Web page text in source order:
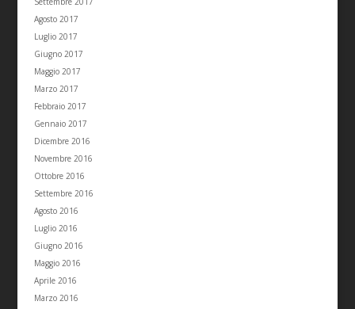
Agosto 2017
Luglio 2017
Giugno 2017
Maggio 2017
Marzo 2017
Febbraio 2017
Gennaio 2017
Dicembre 2016
Novembre 2016
Ottobre 2016
Settembre 2016
Agosto 2016
Luglio 2016
Giugno 2016
Maggio 2016
Aprile 2016
Marzo 2016